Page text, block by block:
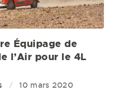
Équipage de
l’Air pour le 4L
10 mars 2020